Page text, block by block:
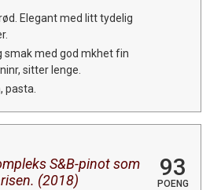
Elegant med litt tydelig
smak med god mkhet fin
sitter lenge.
pasta.
S&B-pinot som
(2018)
93
POENG